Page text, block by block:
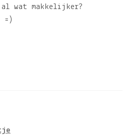
al wat makkelijker?
=)